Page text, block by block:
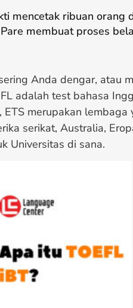
mencetak ribuan orang
membuat proses
Anda dengar, atau
adalah test bahasa
ETS merupakan
serikat, Australia,
Universitas di sana.